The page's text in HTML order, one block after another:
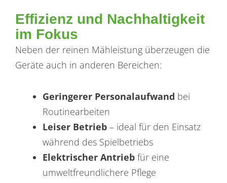
Effizienz und Nachhaltigkeit
im Fokus
Neben der reinen Mähleistung überzeugen die
Geräte auch in anderen Bereichen:
Geringerer Personalaufwand bei
Routinearbeiten
Leiser Betrieb – ideal für den Einsatz
während des Spielbetriebs
Elektrischer Antrieb für eine
umweltfreundlichere Pflege